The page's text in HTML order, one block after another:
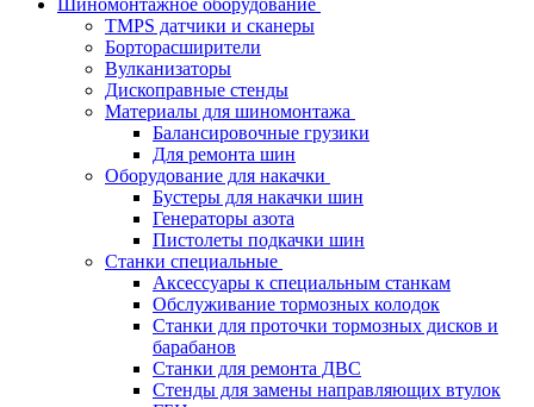
Шиномонтажное оборудование
TMPS датчики и сканеры
Борторасширители
Вулканизаторы
Дископравные стенды
Материалы для шиномонтажа
Балансировочные грузики
Для ремонта шин
Оборудование для накачки
Бустеры для накачки шин
Генераторы азота
Пистолеты подкачки шин
Станки специальные
Аксессуары к специальным станкам
Обслуживание тормозных колодок
Станки для проточки тормозных дисков и
барабанов
Станки для ремонта ДВС
Стенды для замены направляющих втулок